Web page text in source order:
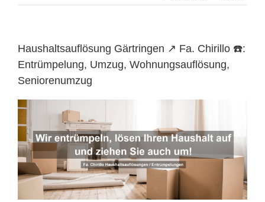
Haushaltsauflösung Gärtringen ↗️ Fa. Chirillo ☎️:
Entrümpelung, Umzug, Wohnungsauflösung,
Seniorenumzug